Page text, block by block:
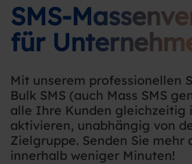
SMS-
für
Mit unserem professionellen
Bulk SMS (auch Mass SMS
alle Ihre Kunden gleichzeitig
aktivieren, unabhängig von
Zielgruppe. Senden Sie mehr
innerhalb weniger Minuten!